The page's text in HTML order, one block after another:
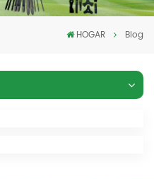
HOGAR Blog